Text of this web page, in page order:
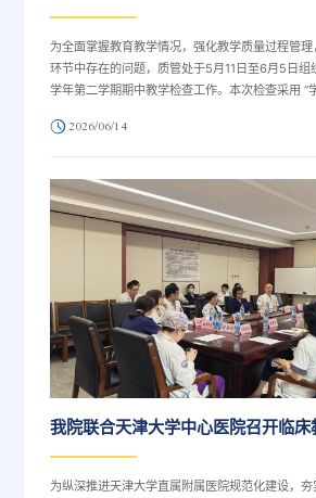
为全面掌握教育教学情况，强化教学质量过程管
环节中存在的问题，质管处于5月11日至6月5日
学年第二学期期中教学检查工作。本次检查采用 “
谈、资料查阅等多维度检查，全面梳理教学工作亮
2026/06/14
我院联合天津大学中心医院召开临
为纵深推进天津大学直属附属医院规范化建设，